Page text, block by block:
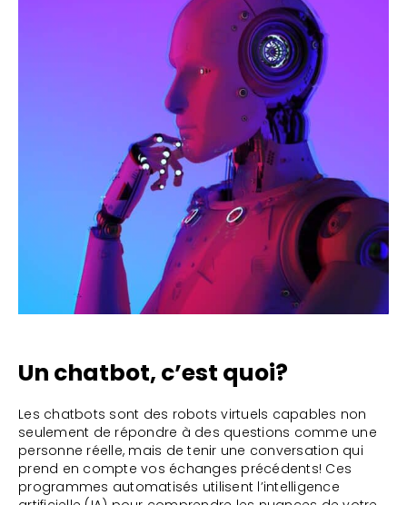
Un chatbot, c’est quoi?
Les chatbots sont des robots virtuels capables non
seulement de répondre à des questions comme une
personne réelle, mais de tenir une conversation qui
prend en compte vos échanges précédents! Ces
programmes automatisés utilisent l’intelligence